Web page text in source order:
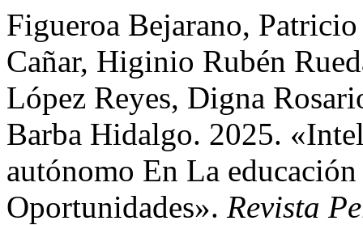
Figueroa Bejarano,
Cañar, Higinio Rubén
López Reyes, Digna
Barba Hidalgo. 2025.
autónomo En La
Oportunidades». Revista